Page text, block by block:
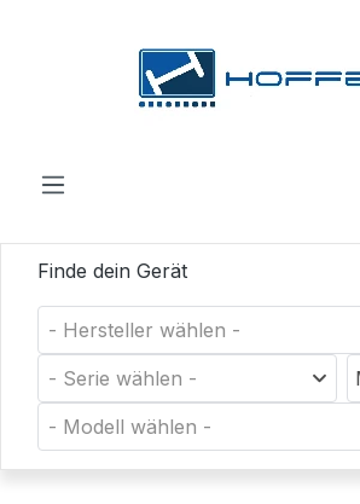
Finde dein Gerät
- Hersteller wählen -
- Serie wählen -
- Modell wählen -